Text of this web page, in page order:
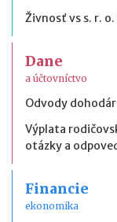
Živnosť vs s. r.
Dane
a účtovníctvo
Odvody
Výplata
otázky a
Financie
ekonomika